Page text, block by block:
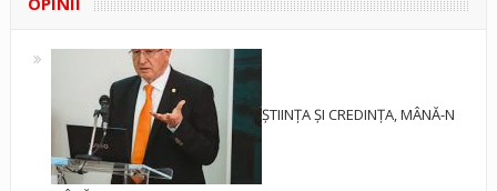
ȘTIINȚA ȘI CREDINȚA, MÂNĂ-N